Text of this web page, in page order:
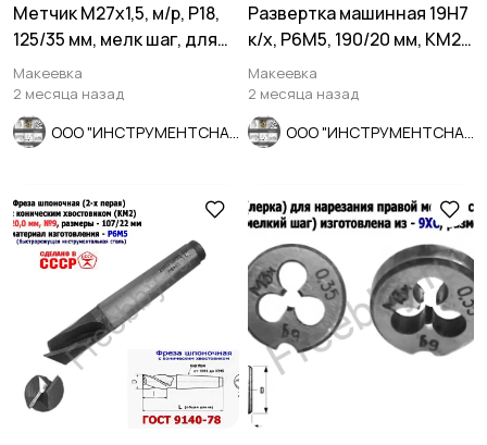
Метчик М27х1,5, м/р, Р18,
125/35 мм, мелк шаг, для
скв и гл резьбы, СССР
Макеевка
2 месяца назад
Развертка машинная 19Н7
к/х, Р6М5, 190/20 мм, КМ2,
Z8, ВИЗ, СССР.
Макеевка
2 месяца назад